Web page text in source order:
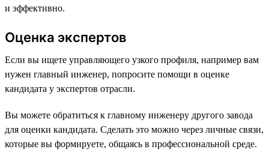
и эффективно.
Оценка экспертов
Если вы ищете управляющего узкого профиля, например вам
нужен главный инженер, попросите помощи в оценке
кандидата у экспертов отрасли.
Вы можете обратиться к главному инженеру другого завода
для оценки кандидата. Сделать это можно через личные связи,
которые вы формируете, общаясь в профессиональной среде.